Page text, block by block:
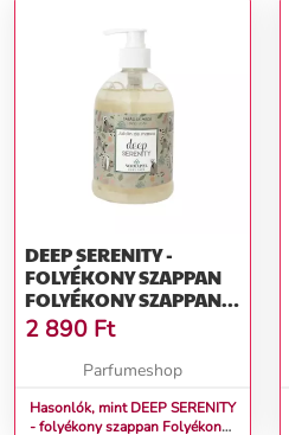
DEEP SERENITY -
FOLYÉKONY SZAPPAN
FOLYÉKONY SZAPPAN
KÉZRE 500 ML
2 890 Ft
Parfumeshop
Hasonlók, mint DEEP SERENITY
- folyékony szappan Folyékony